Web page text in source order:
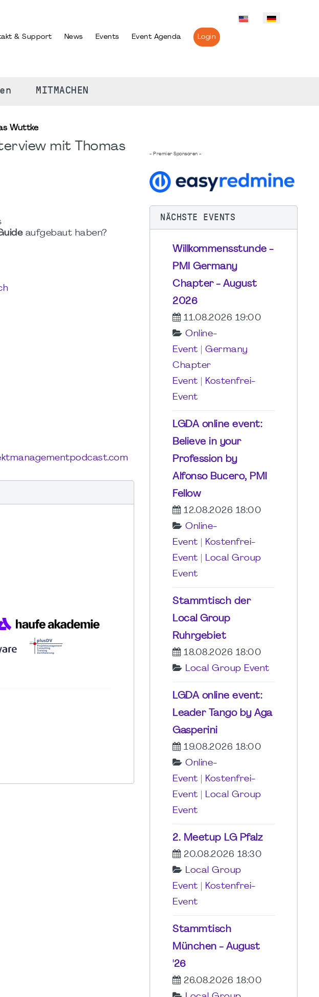
& Support News Events Event Agenda Login
MITMACHEN
Wuttke
mit Thomas
aufgebaut haben?
- Premier Sponsoren -
NÄCHSTE EVENTS
Willkommensstunde -
PMI Germany
Chapter - August
2026
11.08.2026 19:00
Online-
Event
Germany
Chapter
Event
Kostenfrei-
Event
LGDA online event:
Believe in your
Profession by
Alfonso Bucero, PMI
Fellow
12.08.2026 18:00
Online-
Event
Kostenfrei-
Event
Local Group
Event
Stammtisch der
Local Group
Ruhrgebiet
18.08.2026 18:00
Local Group Event
LGDA online event:
Leader Tango by Aga
Gasperini
19.08.2026 18:00
Online-
Event
Kostenfrei-
Event
Local Group
Event
2. Meetup LG Pfalz
20.08.2026 18:30
Local Group
Event
Kostenfrei-
Event
Stammtisch
München - August
'26
26.08.2026 18:00